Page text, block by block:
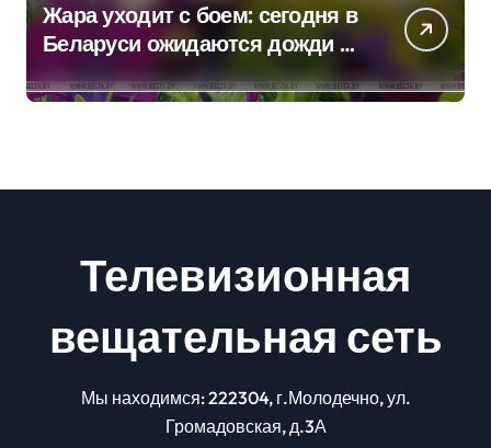
Жара уходит с боем: сегодня в
Беларуси ожидаются дожди и
грозы
Телевизионная
вещательная сеть
Мы находимся: 222304, г.Молодечно, ул.
Громадовская, д.3А